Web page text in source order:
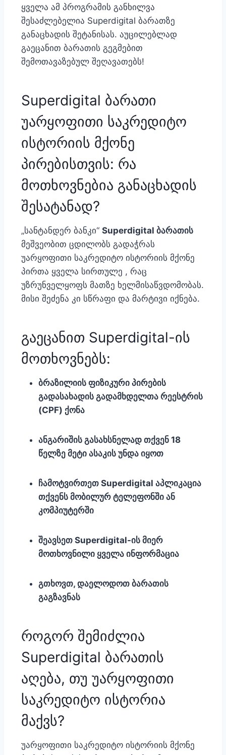
ყველა ამ პროგრამის განხილვა
შესაძლებელია Superdigital ბარათზე
განაცხადის შეტანისას. აუცილებლად
გაეცანით ბარათის გეგმებით
შემოთავაზებულ შეღავათებს!
Superdigital ბარათი
უარყოფითი საკრედიტო
ისტორიის მქონე
პირებისთვის: რა
მოთხოვნებია განაცხადის
შესატანად?
„სანტანდერ ბანკი“ Superdigital ბარათის
მეშვეობით ცდილობს გადაჭრას
უარყოფითი საკრედიტო ისტორიის მქონე
პირთა ყველა სირთულე , რაც
უზრუნველყოფს მათზე ხელმისაწვდომობას.
მისი შეძენა კი სწრაფი და მარტივი იქნება.
გაეცანით Superdigital-ის
მოთხოვნებს:
ბრაზილიის ფიზიკური პირების
გადასახადის გადამხდელთა რეესტრის
(CPF) ქონა
ანგარიშის გასახსნელად თქვენ 18
წელზე მეტი ასაკის უნდა იყოთ
ჩამოტვირთეთ Superdigital აპლიკაცია
თქვენს მობილურ ტელეფონში ან
კომპიუტერში
შეავსეთ Superdigital-ის მიერ
მოთხოვნილი ყველა ინფორმაცია
გთხოვთ, დაელოდოთ ბარათის
გაგზავნას
როგორ შემიძლია
Superdigital ბარათის
აღება, თუ უარყოფითი
საკრედიტო ისტორია
მაქვს?
უარყოფითი საკრედიტო ისტორიის მქონე